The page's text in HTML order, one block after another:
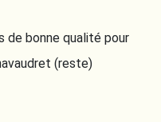
de bonne qualité pour
(reste)